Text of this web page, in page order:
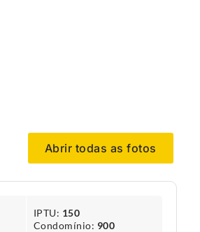
Abrir todas as fotos
IPTU​: 150
Condomínio​: 900